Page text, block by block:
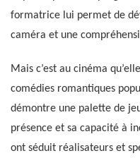
formatrice lui permet de
caméra et une
Mais c’est au cinéma
comédies romantiques
démontre une palette de
présence et sa capacité à
ont séduit réalisateurs et